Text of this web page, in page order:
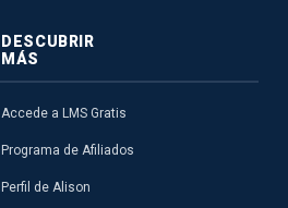
DESCUBRIR
MÁS
Accede a LMS Gratis
Programa de Afiliados
Perfil de Alison